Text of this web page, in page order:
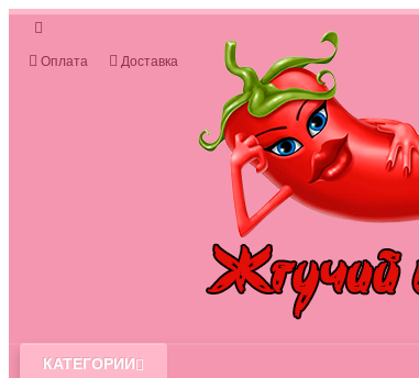
Оплата Доставка
КАТЕГОРИИ